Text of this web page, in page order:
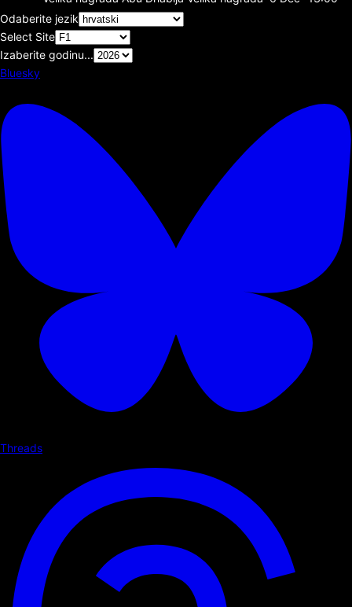
Odaberite jezik
Select Site
Izaberite godinu...
Bluesky
Threads